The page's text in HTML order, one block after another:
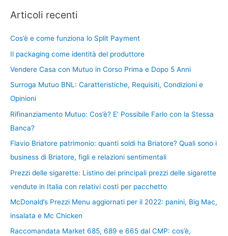
Articoli recenti
Cos’è e come funziona lo Split Payment
Il packaging come identità del produttore
Vendere Casa con Mutuo in Corso Prima e Dopo 5 Anni
Surroga Mutuo BNL: Caratteristiche, Requisiti, Condizioni e
Opinioni
Rifinanziamento Mutuo: Cos’è? E’ Possibile Farlo con la Stessa
Banca?
Flavio Briatore patrimonio: quanti soldi ha Briatore? Quali sono i
business di Briatore, figli e relazioni sentimentali
Prezzi delle sigarette: Listino dei principali prezzi delle sigarette
vendute in Italia con relativi costi per pacchetto
McDonald’s Prezzi Menu aggiornati per il 2022: panini, Big Mac,
insalata e Mc Chicken
Raccomandata Market 685, 689 e 665 dal CMP: cos’è,